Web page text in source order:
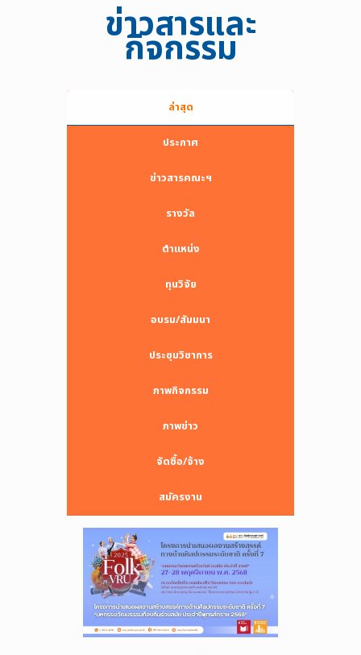
ข่าวสารและ
กิจกรรม
ล่าสุด
ประกาศ
ข่าวสารคณะฯ
รางวัล
ตำแหน่ง
ทุนวิจัย
อบรม/สัมมนา
ประชุมวิชาการ
ภาพกิจกรรม
ภาพข่าว
จัดซื้อ/จ้าง
สมัครงาน